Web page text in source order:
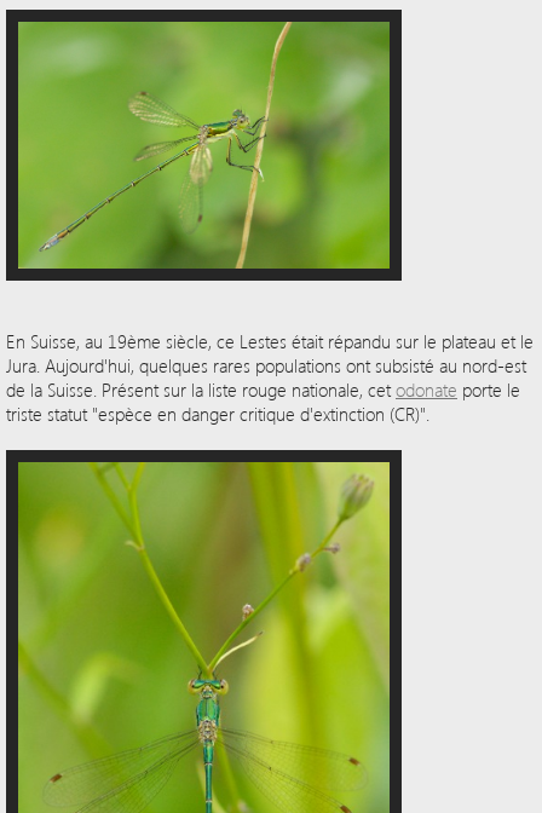
En Suisse, au 19ème siècle, ce Lestes était répandu sur le plateau et le
Jura. Aujourd'hui, quelques rares populations ont subsisté au nord-est
de la Suisse. Présent sur la liste rouge nationale, cetodonate porte le
triste statut "espèce en danger critique d'extinction (CR)".